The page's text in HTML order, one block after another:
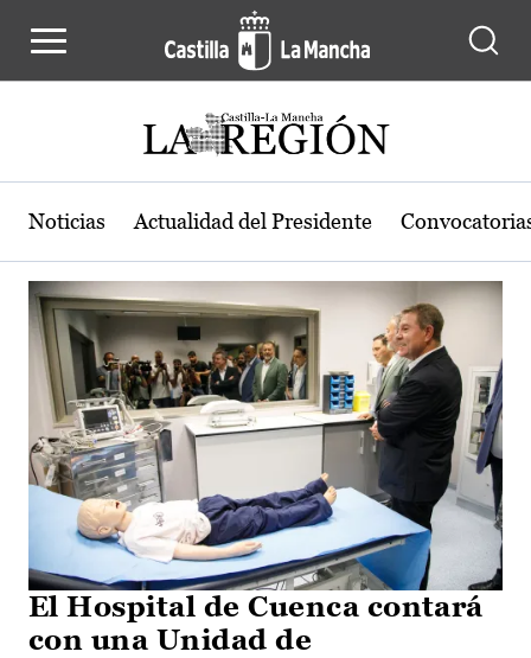
Actualidad de la región de Castilla-
Noticias Actualidad del Presidente
El Hospital de Cuenca contará
con una Unidad de